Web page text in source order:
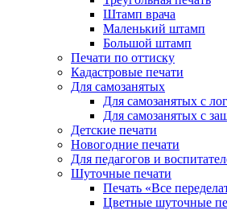
Штамп врача
Маленький штамп
Большой штамп
Печати по оттиску
Кадастровые печати
Для самозанятых
Для самозанятых с
Для самозанятых с
Детские печати
Новогодние печати
Для педагогов и
Шуточные печати
Печать «Все
Цветные шуточные